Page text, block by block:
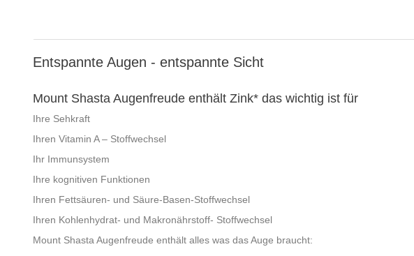
Entspannte Augen - entspannte Sicht
Mount Shasta Augenfreude enthält Zink* das wichtig ist für
Ihre Sehkraft
Ihren Vitamin A – Stoffwechsel
Ihr Immunsystem
Ihre kognitiven Funktionen
Ihren Fettsäuren- und Säure-Basen-Stoffwechsel
Ihren Kohlenhydrat- und Makronährstoff- Stoffwechsel
Mount Shasta Augenfreude enthält alles was das Auge braucht: